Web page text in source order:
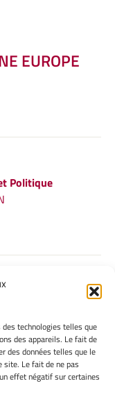
technologies telles que
des appareils. Le fait de
des données telles que le
site. Le fait de ne pas
effet négatif sur certaines
EUROPE
Politique